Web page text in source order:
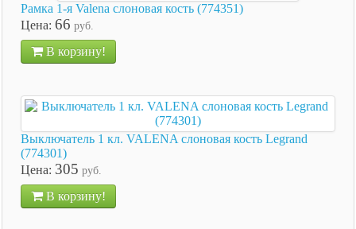
Рамка 1-я Valena слоновая кость (774351)
Цена: 66 руб.
В корзину!
Выключатель 1 кл. VALENA слоновая кость Legrand
(774301)
Цена: 305 руб.
В корзину!